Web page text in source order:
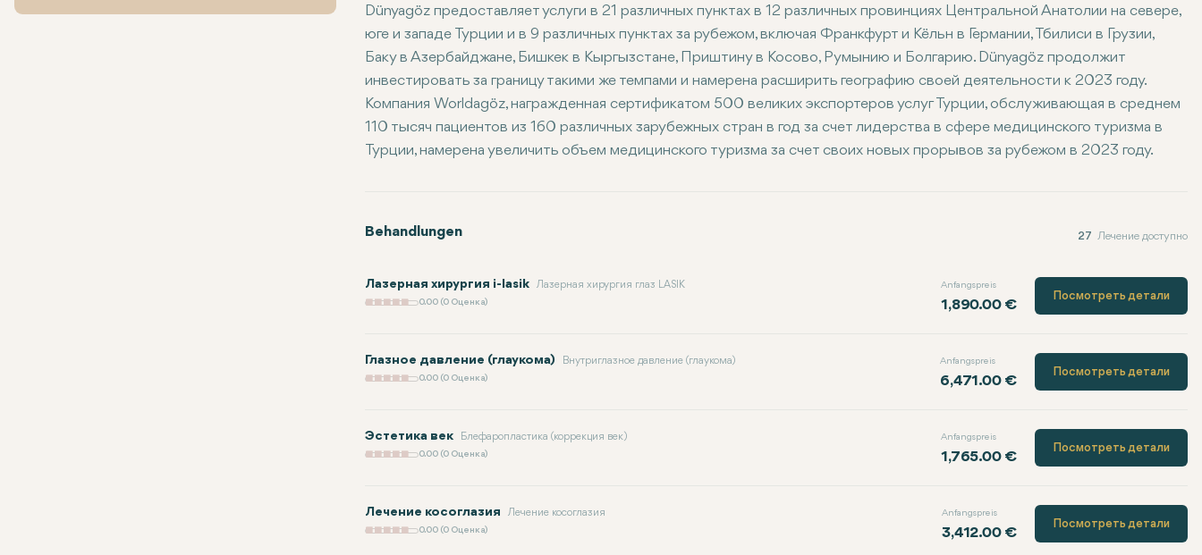
Dünyagöz предоставляет услуги в 21 различных пунктах в 12 различных провинциях Центральной Анатолии на севере,
юге и западе Турции и в 9 различных пунктах за рубежом, включая Франкфурт и Кёльн в Германии, Тбилиси в Грузии,
Баку в Азербайджане, Бишкек в Кыргызстане, Приштину в Косово, Румынию и Болгарию. Dünyagöz продолжит
инвестировать за границу такими же темпами и намерена расширить географию своей деятельности к 2023 году.
Компания Worldagöz, награжденная сертификатом 500 великих экспортеров услуг Турции, обслуживающая в среднем
110 тысяч пациентов из 160 различных зарубежных стран в год за счет лидерства в сфере медицинского туризма в
Турции, намерена увеличить объем медицинского туризма за счет своих новых прорывов за рубежом в 2023 году.
Behandlungen 27 Лечение доступно
Лазерная хирургия i-lasik Лазерная хирургия глаз LASIK
0.00 (0 Оценка)
Anfangspreis
1,890.00 €
Посмотреть детали
Глазное давление (глаукома) Внутриглазное давление (глаукома)
0.00 (0 Оценка)
Anfangspreis
6,471.00 €
Посмотреть детали
Эстетика век Блефаропластика (коррекция век)
0.00 (0 Оценка)
Anfangspreis
1,765.00 €
Посмотреть детали
Лечение косоглазия Лечение косоглазия
0.00 (0 Оценка)
Anfangspreis
3,412.00 €
Посмотреть детали